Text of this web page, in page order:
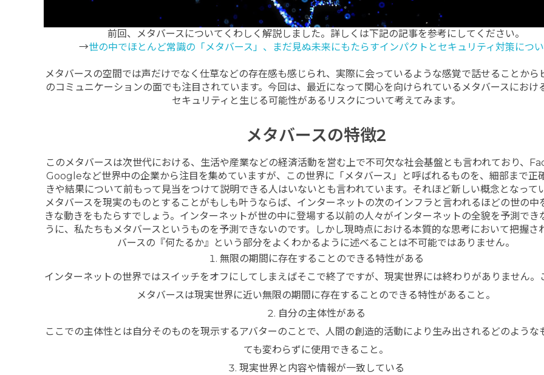
前回、メタバースについてくわしく解説しました。詳しくは下記の記事を参考にしてください。
→世の中でほとんど常識の「メタバース」、まだ見ぬ未来にもたらすインパクトとセキュリティ対策につ
メタバースの空間では声だけでなく仕草などの存在感も感じられ、実際に会っているような感覚で話せることから
のコミュニケーションの面でも注目されています。今回は、最近になって関心を向けられているメタバースにおけ
セキュリティと生じる可能性があるリスクについて考えてみます。
メタバースの特徴2
このメタバースは次世代における、生活や産業などの経済活動を営む上で不可欠な社会基盤とも言われており、
Googleなど世界中の企業から注目を集めていますが、この世界に「メタバース」と呼ばれるものを、細部まで正
きや結果について前もって見当をつけて説明できる人はいないとも言われています。それほど新しい概念となって
メタバースを現実のものとすることがもしも叶うならば、インターネットの次のインフラと言われるほどの世の中
きな動きをもたらすでしょう。インターネットが世の中に登場する以前の人々がインターネットの全貌を予測でき
うに、私たちもメタバースというものを予測できないのです。しかし現時点における本質的な思考において把握さ
バースの『何たるか』という部分をよくわかるように述べることは不可能ではありません。
無限の期間に存在することのできる特性がある
インターネットの世界ではスイッチをオフにしてしまえばそこで終了ですが、現実世界には終わりがありません。
メタバースは現実世界に近い無限の期間に存在することのできる特性があること。
自分の主体性がある
ここでの主体性とは自分そのものを現示するアバターのことで、人間の創造的活動により生み出されるどのような
ても変わらずに使用できること。
現実世界と内容や情報が一致している